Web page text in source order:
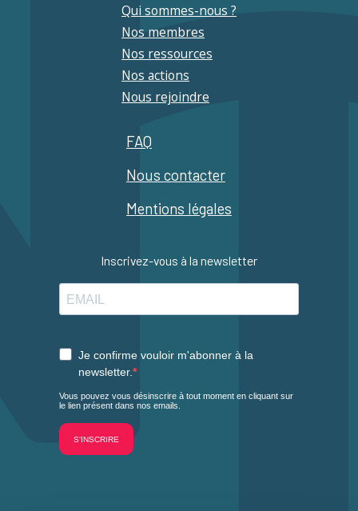
Qui sommes-nous ?
Nos membres
Nos ressources
Nos actions
Nous rejoindre
FAQ
Nous contacter
Mentions légales
Inscrivez-vous à la newsletter